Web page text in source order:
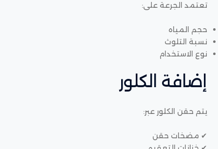
تعتمد الجرعة على:
حجم المياه
نسبة التلوث
نوع الاستخدام
إضافة الكلور
يتم حقن الكلور عبر:
✔ مضخات حقن